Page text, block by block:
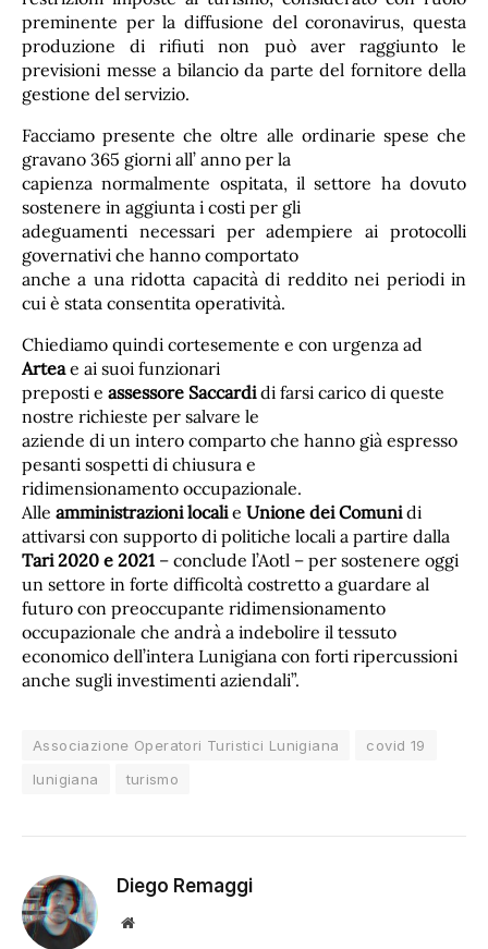
preminente per la diffusione del coronavirus, questa
produzione di rifiuti non può aver raggiunto le
previsioni messe a bilancio da parte del fornitore della
gestione del servizio.
Facciamo presente che oltre alle ordinarie spese che
gravano 365 giorni all’ anno per la
capienza normalmente ospitata, il settore ha dovuto
sostenere in aggiunta i costi per gli
adeguamenti necessari per adempiere ai protocolli
governativi che hanno comportato
anche a una ridotta capacità di reddito nei periodi in
cui è stata consentita operatività.
Chiediamo quindi cortesemente e con urgenza ad
Arteae ai suoi funzionari
preposti e assessore Saccardidi farsi carico di queste
nostre richieste per salvare le
aziende di un intero comparto che hanno già espresso
pesanti sospetti di chiusura e
ridimensionamento occupazionale.
Alle amministrazioni localie Unione dei Comunidi
attivarsi con supporto di politiche locali a partire dalla
Tari 2020 e 2021 – conclude l’Aotl – per sostenere oggi
un settore in forte difficoltà costretto a guardare al
futuro con preoccupante ridimensionamento
occupazionale che andrà a indebolire il tessuto
economico dell’intera Lunigiana con forti ripercussioni
anche sugli investimenti aziendali”.
Associazione Operatori Turistici Lunigiana
covid 19
lunigiana
turismo
Diego Remaggi
Sito